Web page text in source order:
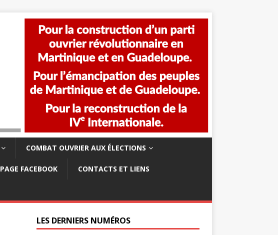
COMBAT OUVRIER AUX ÉLECTIONS
PAGE FACEBOOK CONTACTS ET LIENS
LES DERNIERS NUMÉROS